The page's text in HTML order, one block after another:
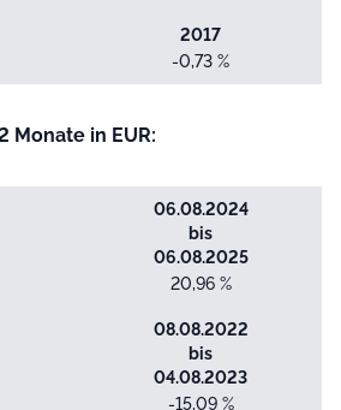
2017
-0,73 %
Monate in EUR:
06.08.2024
bis
06.08.2025
20,96 %
08.08.2022
bis
04.08.2023
-15,09 %